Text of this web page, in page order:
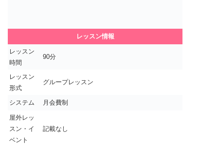
レッスン情報
レッスン
時間
90分
レッスン
形式
グループレッスン
システム 月会費制
屋外レッ
スン・イ
ベント
記載なし